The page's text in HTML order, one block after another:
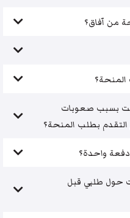
من آفاق؟
بسبب صعوبات
بطلب المنحة؟
واحدة؟
حول طلبي قبل